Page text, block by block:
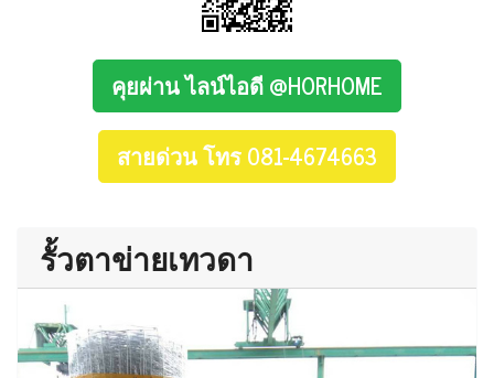
คุยผ่าน ไลน์ไอดี @HORHOME
สายด่วน โทร 081-4674663
รั้วตาข่ายเทวดา